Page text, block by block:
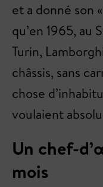
et a donné son
qu’en 1965, au
Turin,
châssis, sans
chose
voulaient
Un chef-
mois